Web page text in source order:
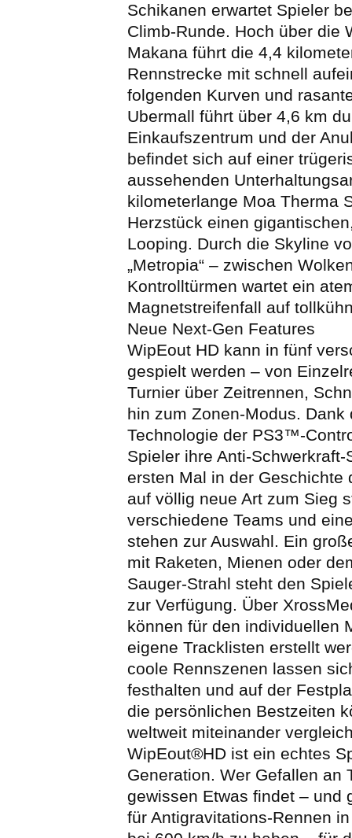
Schikanen erwartet Spieler
Climb-Runde. Hoch über die
Makana führt die 4,4
Rennstrecke mit schnell
folgenden Kurven und
Ubermall führt über 4,6 km
Einkaufszentrum und der
befindet sich auf einer
aussehenden
kilometerlange Moa Therma
Herzstück einen
Looping. Durch die Skyline
„Metropia“ – zwischen
Kontrolltürmen wartet ein
Magnetstreifenfall auf
Neue Next-Gen Features
WipEout HD kann in fünf
gespielt werden – von
Turnier über Zeitrennen,
hin zum Zonen-Modus.
Technologie der PS3™-
Spieler ihre Anti-Schwerkraft-
ersten Mal in der Geschichte
auf völlig neue Art zum Sieg
verschiedene Teams und
stehen zur Auswahl. Ein
mit Raketen, Mienen oder
Sauger-Strahl steht den
zur Verfügung. Über
können für den individuellen
eigene Tracklisten erstellt
coole Rennszenen lassen
festhalten und auf der
die persönlichen Bestzeiten
weltweit miteinander
WipEout®HD ist ein echtes
Generation. Wer Gefallen an
gewissen Etwas findet – und
für Antigravitations-Rennen